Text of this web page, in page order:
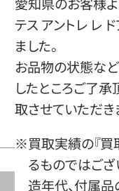
テス アントレ レ
ました。
お品物の状態など
したところご了
取させていただき
※買取実績の『買
るものではござ
造年代、付属品